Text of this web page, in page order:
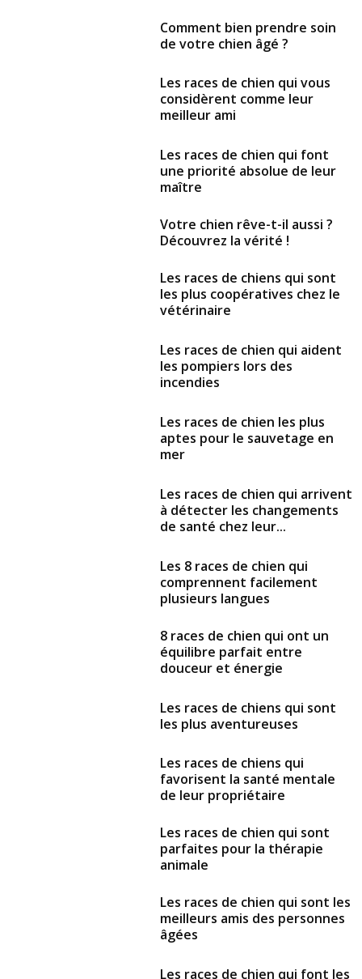
Comment bien prendre soin
de votre chien âgé ?
Les races de chien qui vous
considèrent comme leur
meilleur ami
Les races de chien qui font
une priorité absolue de leur
maître
Votre chien rêve-t-il aussi ?
Découvrez la vérité !
Les races de chiens qui sont
les plus coopératives chez le
vétérinaire
Les races de chien qui aident
les pompiers lors des
incendies
Les races de chien les plus
aptes pour le sauvetage en
mer
Les races de chien qui arrivent
à détecter les changements
de santé chez leur...
Les 8 races de chien qui
comprennent facilement
plusieurs langues
8 races de chien qui ont un
équilibre parfait entre
douceur et énergie
Les races de chiens qui sont
les plus aventureuses
Les races de chiens qui
favorisent la santé mentale
de leur propriétaire
Les races de chien qui sont
parfaites pour la thérapie
animale
Les races de chien qui sont les
meilleurs amis des personnes
âgées
Les races de chien qui font les